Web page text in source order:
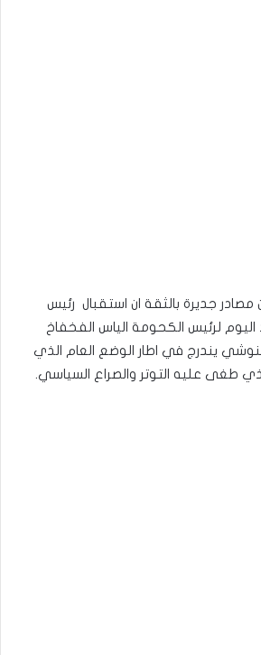
جديرة بالثقة ان استقبال رئيس
لرئيس الكحومة الياس الفخفاخ
يندرج في اطار الوضع العام الذي
طغى عليه التوتر والصراع السياسي.